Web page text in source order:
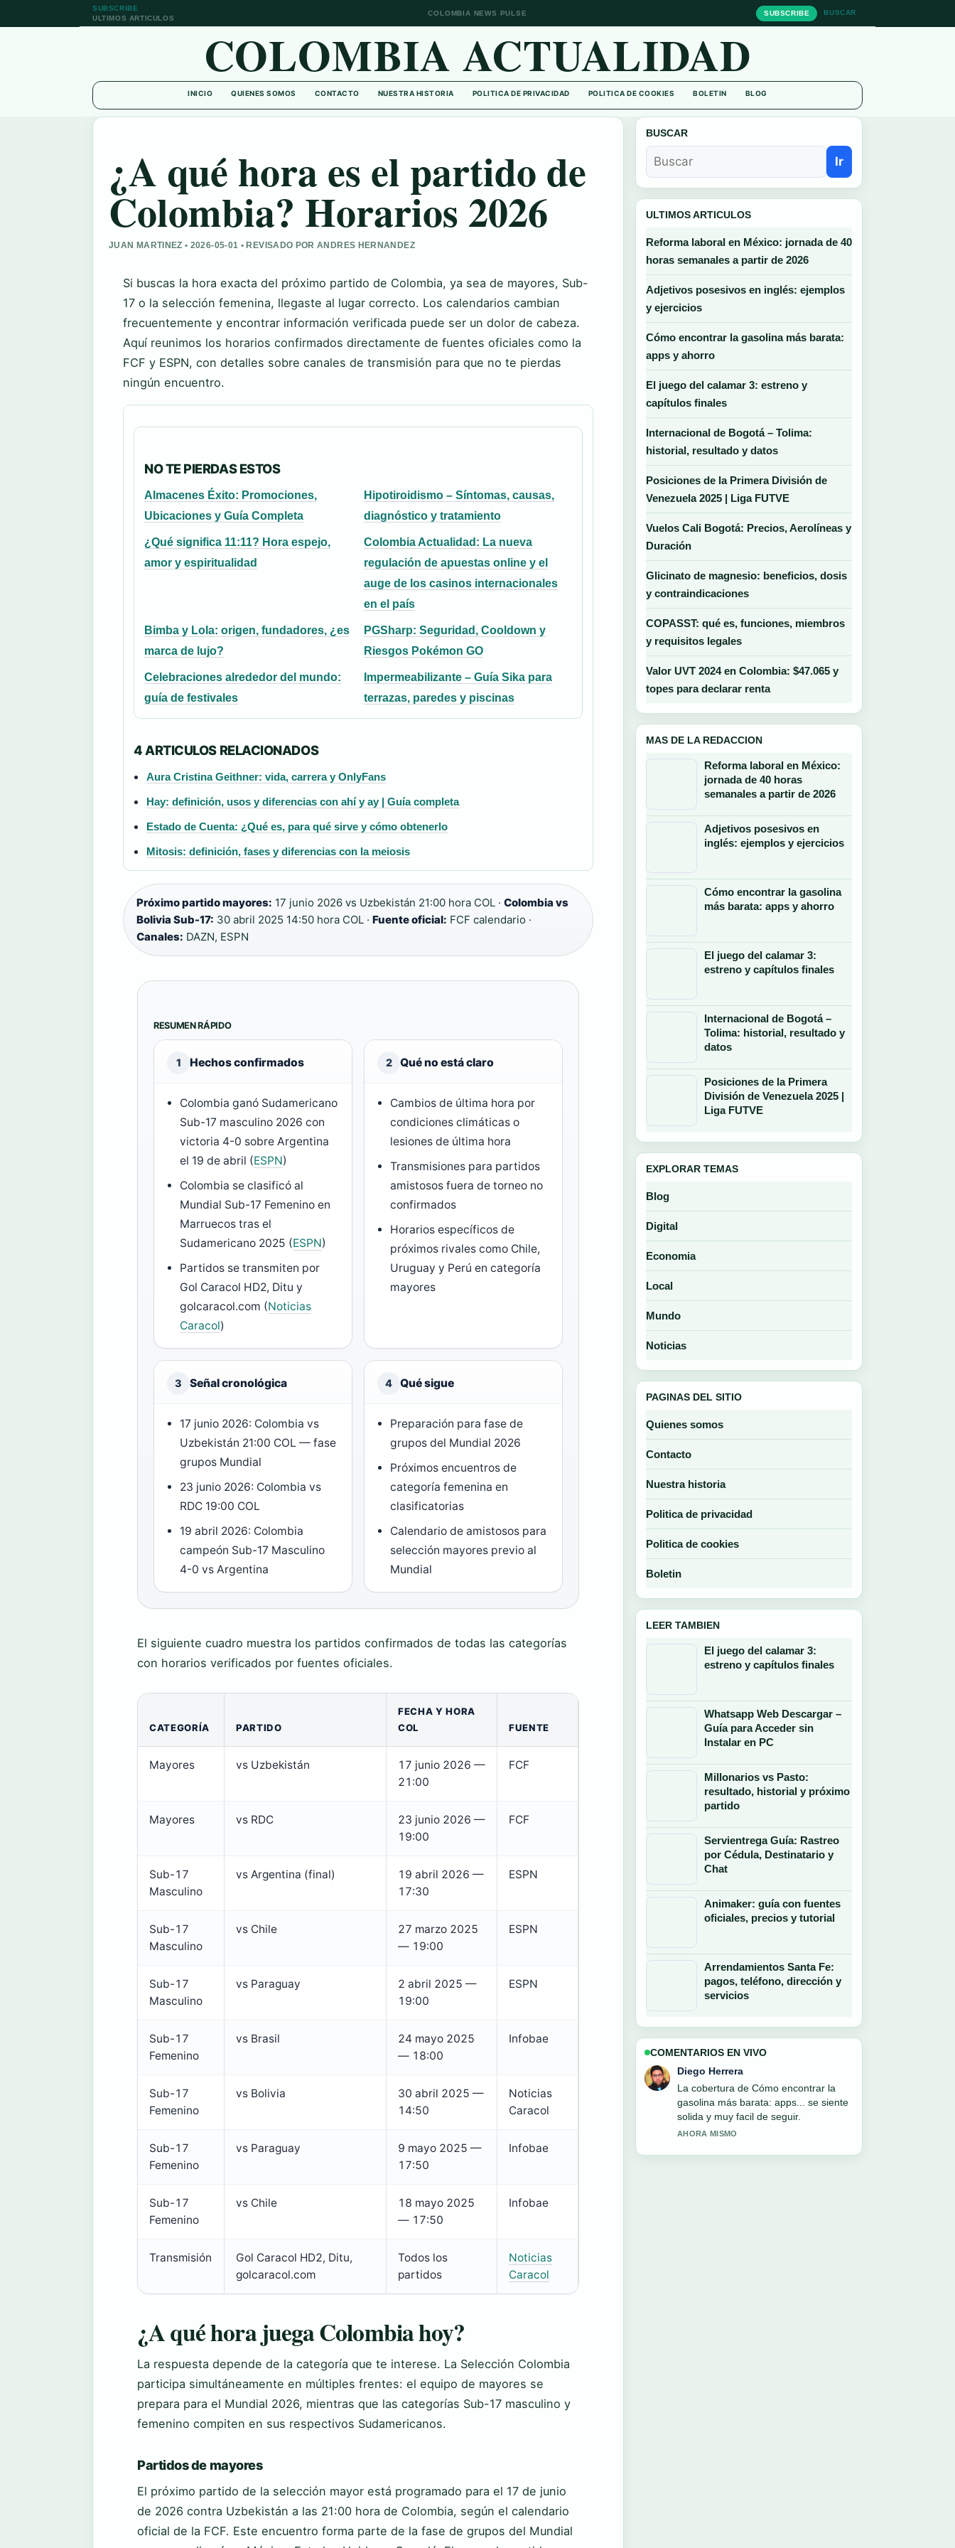
SUBSCRIBE
ULTIMOS ARTICULOS
COLOMBIA NEWS PULSE SUBSCRIBE BUSCAR
COLOMBIA ACTUALIDAD
INICIO QUIENES SOMOS CONTACTO NUESTRA HISTORIA POLITICA DE PRIVACIDAD POLITICA DE COOKIES BOLETIN BLOG
¿A qué hora es el partido de
Colombia? Horarios 2026
JUAN MARTINEZ • 2026-05-01 • REVISADO POR ANDRES HERNANDEZ
Si buscas la hora exacta del próximo partido de Colombia, ya sea de mayores, Sub-
17 o la selección femenina, llegaste al lugar correcto. Los calendarios cambian
frecuentemente y encontrar información verificada puede ser un dolor de cabeza.
Aquí reunimos los horarios confirmados directamente de fuentes oficiales como la
FCF y ESPN, con detalles sobre canales de transmisión para que no te pierdas
ningún encuentro.
NO TE PIERDAS ESTOS
Almacenes Éxito: Promociones,
Ubicaciones y Guía Completa
Hipotiroidismo – Síntomas, causas,
diagnóstico y tratamiento
¿Qué significa 11:11? Hora espejo,
amor y espiritualidad
Colombia Actualidad: La nueva
regulación de apuestas online y el
auge de los casinos internacionales
en el país
Bimba y Lola: origen, fundadores, ¿es
marca de lujo?
PGSharp: Seguridad, Cooldown y
Riesgos Pokémon GO
Celebraciones alrededor del mundo:
guía de festivales
Impermeabilizante – Guía Sika para
terrazas, paredes y piscinas
4 ARTICULOS RELACIONADOS
Aura Cristina Geithner: vida, carrera y OnlyFans
Hay: definición, usos y diferencias con ahí y ay | Guía completa
Estado de Cuenta: ¿Qué es, para qué sirve y cómo obtenerlo
Mitosis: definición, fases y diferencias con la meiosis
Próximo partido mayores: 17 junio 2026 vs Uzbekistán 21:00 hora COL · Colombia vs
Bolivia Sub-17: 30 abril 2025 14:50 hora COL · Fuente oficial: FCF calendario ·
Canales: DAZN, ESPN
RESUMEN RÁPIDO
1 Hechos confirmados
Colombia ganó Sudamericano
Sub-17 masculino 2026 con
victoria 4-0 sobre Argentina
el 19 de abril (ESPN)
Colombia se clasificó al
Mundial Sub-17 Femenino en
Marruecos tras el
Sudamericano 2025 (ESPN)
Partidos se transmiten por
Gol Caracol HD2, Ditu y
golcaracol.com (Noticias
Caracol)
2 Qué no está claro
Cambios de última hora por
condiciones climáticas o
lesiones de última hora
Transmisiones para partidos
amistosos fuera de torneo no
confirmados
Horarios específicos de
próximos rivales como Chile,
Uruguay y Perú en categoría
mayores
3 Señal cronológica
17 junio 2026: Colombia vs
Uzbekistán 21:00 COL — fase
grupos Mundial
23 junio 2026: Colombia vs
RDC 19:00 COL
19 abril 2026: Colombia
campeón Sub-17 Masculino
4-0 vs Argentina
4 Qué sigue
Preparación para fase de
grupos del Mundial 2026
Próximos encuentros de
categoría femenina en
clasificatorias
Calendario de amistosos para
selección mayores previo al
Mundial
El siguiente cuadro muestra los partidos confirmados de todas las categorías
con horarios verificados por fuentes oficiales.
CATEGORÍA PARTIDO
FECHA Y HORA
COL
FUENTE
Mayores vs Uzbekistán
17 junio 2026 —
21:00
FCF
Mayores vs RDC
23 junio 2026 —
19:00
FCF
Sub-17
Masculino
vs Argentina (final)
19 abril 2026 —
17:30
ESPN
Sub-17
Masculino
vs Chile
27 marzo 2025
— 19:00
ESPN
Sub-17
Masculino
vs Paraguay
2 abril 2025 —
19:00
ESPN
Sub-17
Femenino
vs Brasil
24 mayo 2025
— 18:00
Infobae
Sub-17
Femenino
vs Bolivia
30 abril 2025 —
14:50
Noticias
Caracol
Sub-17
Femenino
vs Paraguay
9 mayo 2025 —
17:50
Infobae
Sub-17
Femenino
vs Chile
18 mayo 2025
— 17:50
Infobae
Transmisión
Gol Caracol HD2, Ditu,
golcaracol.com
Todos los
partidos
Noticias
Caracol
¿A qué hora juega Colombia hoy?
La respuesta depende de la categoría que te interese. La Selección Colombia
participa simultáneamente en múltiples frentes: el equipo de mayores se
prepara para el Mundial 2026, mientras que las categorías Sub-17 masculino y
femenino compiten en sus respectivos Sudamericanos.
Partidos de mayores
El próximo partido de la selección mayor está programado para el 17 de junio
de 2026 contra Uzbekistán a las 21:00 hora de Colombia, según el calendario
oficial de la FCF. Este encuentro forma parte de la fase de grupos del Mundial
BUSCAR
Ir
ULTIMOS ARTICULOS
Reforma laboral en México: jornada de 40
horas semanales a partir de 2026
Adjetivos posesivos en inglés: ejemplos
y ejercicios
Cómo encontrar la gasolina más barata:
apps y ahorro
El juego del calamar 3: estreno y
capítulos finales
Internacional de Bogotá – Tolima:
historial, resultado y datos
Posiciones de la Primera División de
Venezuela 2025 | Liga FUTVE
Vuelos Cali Bogotá: Precios, Aerolíneas y
Duración
Glicinato de magnesio: beneficios, dosis
y contraindicaciones
COPASST: qué es, funciones, miembros
y requisitos legales
Valor UVT 2024 en Colombia: $47.065 y
topes para declarar renta
MAS DE LA REDACCION
Reforma laboral en México:
jornada de 40 horas
semanales a partir de 2026
Adjetivos posesivos en
inglés: ejemplos y ejercicios
Cómo encontrar la gasolina
más barata: apps y ahorro
El juego del calamar 3:
estreno y capítulos finales
Internacional de Bogotá –
Tolima: historial, resultado y
datos
Posiciones de la Primera
División de Venezuela 2025 |
Liga FUTVE
EXPLORAR TEMAS
Blog
Digital
Economia
Local
Mundo
Noticias
PAGINAS DEL SITIO
Quienes somos
Contacto
Nuestra historia
Politica de privacidad
Politica de cookies
Boletin
LEER TAMBIEN
El juego del calamar 3:
estreno y capítulos finales
Whatsapp Web Descargar –
Guía para Acceder sin
Instalar en PC
Millonarios vs Pasto:
resultado, historial y próximo
partido
Servientrega Guía: Rastreo
por Cédula, Destinatario y
Chat
Animaker: guía con fuentes
oficiales, precios y tutorial
Arrendamientos Santa Fe:
pagos, teléfono, dirección y
servicios
COMENTARIOS EN VIVO
Valentina Rojas
Muy buen trabajo de verificacion sobre
Reforma laboral en México: jornada de
40.... Mas medios deberian escribir
asi.